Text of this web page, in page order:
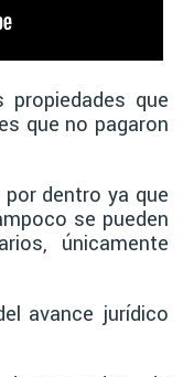
que
que no pagaron
dentro ya que
se pueden
únicamente
avance jurídico